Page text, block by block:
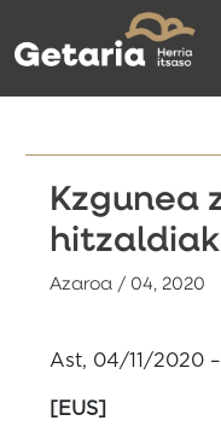
Kzgunea
hitzaldiak
Azaroa / 04, 2020
Ast, 04/11/2020 –
[EUS]